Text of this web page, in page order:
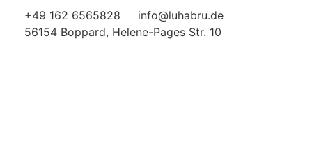
+49 162 6565828
info@luhabru.de
56154 Boppard, Helene-Pages Str. 10